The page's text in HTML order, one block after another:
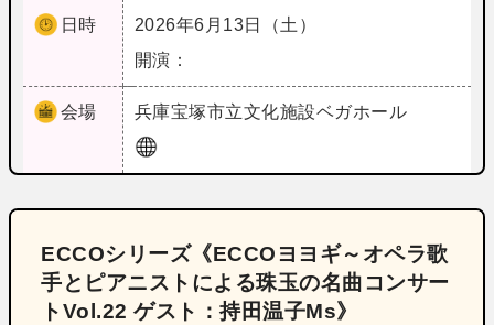
日時
2026年6月13日（土）
開演：
会場 兵庫宝塚市立文化施設ベガホール
ECCOシリーズ《ECCOヨヨギ～オペラ歌
手とピアニストによる珠玉の名曲コンサー
トVol.22 ゲスト：持田温子Ms》